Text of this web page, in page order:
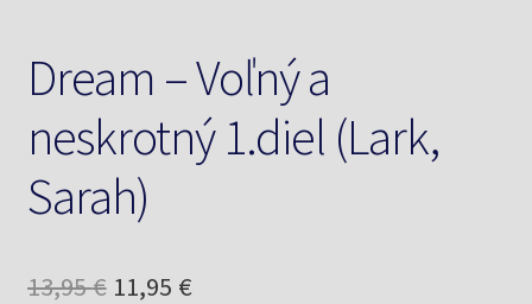
Dream – Voľný a
neskrotný 1.diel (Lark,
Sarah)
13,95€ Pôvodná
11,95 €Aktuálna